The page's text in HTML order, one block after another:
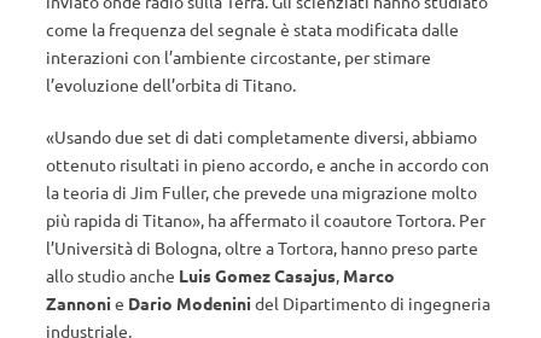
come la frequenza del segnale è stata modificata dalle
interazioni con l’ambiente circostante, per stimare
l’evoluzione dell’orbita di Titano.
«Usando due set di dati completamente diversi, abbiamo
ottenuto risultati in pieno accordo, e anche in accordo con
la teoria di Jim Fuller, che prevede una migrazione molto
più rapida di Titano», ha affermato il coautore Tortora. Per
l’Università di Bologna, oltre a Tortora, hanno preso parte
allo studio anche Luis Gomez Casajus, Marco
Zannoni e Dario Modenini del Dipartimento di ingegneria
industriale.